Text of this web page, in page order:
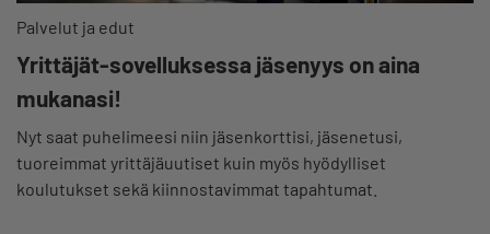
Palvelut ja edut
Yrittäjät-sovelluksessa jäsenyys on aina
mukanasi!
Nyt saat puhelimeesi niin jäsenkorttisi, jäsenetusi,
tuoreimmat yrittäjäuutiset kuin myös hyödylliset
koulutukset sekä kiinnostavimmat tapahtumat.